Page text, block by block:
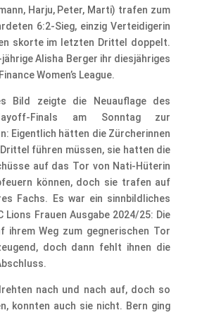
Harju, Peter, Marti) trafen zum
6:2-Sieg, einzig Verteidigerin
skorte im letzten Drittel doppelt.
Alisha Berger ihr diesjähriges
Women’s League.
Bild zeigte die Neuauflage des
Finals am Sonntag zur
Eigentlich hätten die Zürcherinnen
führen müssen, sie hatten die
auf das Tor von Nati-Hüterin
können, doch sie trafen auf
Fachs. Es war ein sinnbildliches
Lions Frauen Ausgabe 2024/25: Die
ihrem Weg zum gegnerischen Tor
doch dann fehlt ihnen die
nach und nach auf, doch so
konnten auch sie nicht. Bern ging